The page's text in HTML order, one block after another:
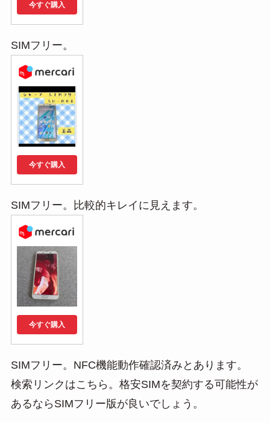
今すぐ購入
SIMフリー。
今すぐ購入
SIMフリー。比較的キレイに見えます。
今すぐ購入
SIMフリー。NFC機能動作確認済みとあります。
検索リンクはこちら。格安SIMを契約する可能性が
あるならSIMフリー版が良いでしょう。